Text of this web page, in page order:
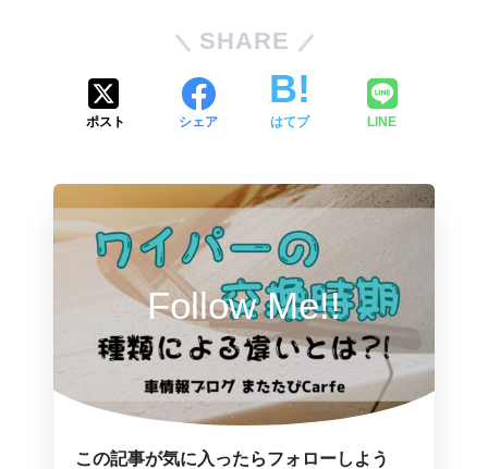
SHARE
ポスト シェア はてブ LINE
Follow Me!!
この記事が気に入ったらフォローしよう